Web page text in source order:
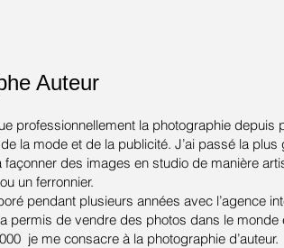
Auteur
professionnellement la photographie depuis
la mode et de la publicité. J’ai passé la
façonner des images en studio de manière
un ferronnier.
pendant plusieurs années avec l’agence
permis de vendre des photos dans le monde
je me consacre à la photographie d’auteur.